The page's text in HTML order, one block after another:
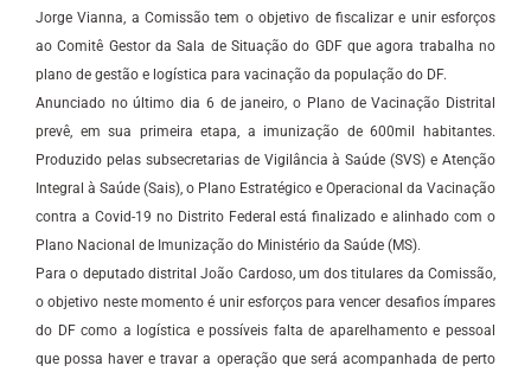
Jorge Vianna, a Comissão tem o objetivo de fiscalizar e unir esforços
ao Comitê Gestor da Sala de Situação do GDF que agora trabalha no
plano de gestão e logística para vacinação da população do DF.
Anunciado no último dia 6 de janeiro, o Plano de Vacinação Distrital
prevê, em sua primeira etapa, a imunização de 600mil habitantes.
Produzido pelas subsecretarias de Vigilância à Saúde (SVS) e Atenção
Integral à Saúde (Sais), o Plano Estratégico e Operacional da Vacinação
contra a Covid-19 no Distrito Federal está finalizado e alinhado com o
Plano Nacional de Imunização do Ministério da Saúde (MS).
Para o deputado distrital João Cardoso, um dos titulares da Comissão,
o objetivo neste momento é unir esforços para vencer desafios ímpares
do DF como a logística e possíveis falta de aparelhamento e pessoal
que possa haver e travar a operação que será acompanhada de perto